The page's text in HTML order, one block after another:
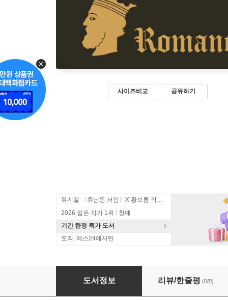
사이즈비교 공유하기
뮤지컬 〈휴남동 서점〉X 황보름 작가 북토크
2026 젊은 작가 1위 : 청예
기간 한정 특가 도서
오직, 예스24에서만
로만세, 스페인 발라드
도서정보 리뷰/한줄평 (0/0)